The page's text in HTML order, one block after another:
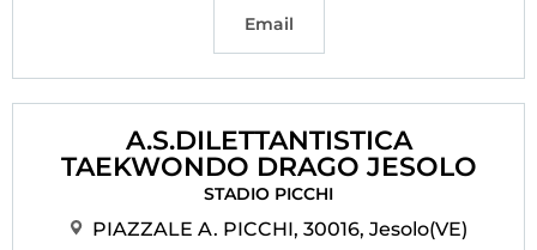
Email
A.S.DILETTANTISTICA
TAEKWONDO DRAGO JESOLO
STADIO PICCHI
PIAZZALE A. PICCHI, 30016, Jesolo(VE)